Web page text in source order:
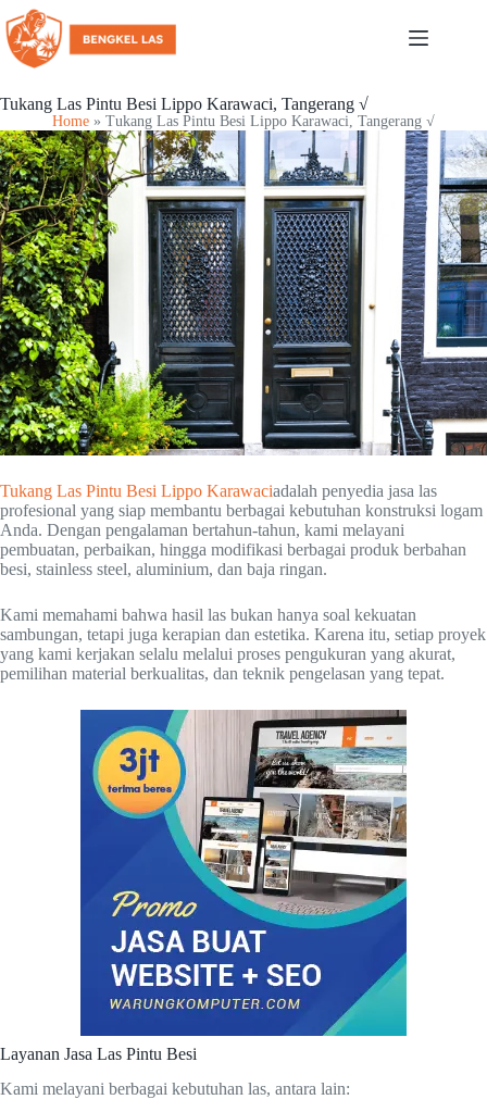
Tukang Las Pintu Besi Lippo Karawaci, Tangerang √
Home » Tukang Las Pintu Besi Lippo Karawaci, Tangerang √
Tukang Las Pintu Besi Lippo Karawaciadalah penyedia jasa las
profesional yang siap membantu berbagai kebutuhan konstruksi logam
Anda. Dengan pengalaman bertahun-tahun, kami melayani
pembuatan, perbaikan, hingga modifikasi berbagai produk berbahan
besi, stainless steel, aluminium, dan baja ringan.
Kami memahami bahwa hasil las bukan hanya soal kekuatan
sambungan, tetapi juga kerapian dan estetika. Karena itu, setiap proyek
yang kami kerjakan selalu melalui proses pengukuran yang akurat,
pemilihan material berkualitas, dan teknik pengelasan yang tepat.
Layanan Jasa Las Pintu Besi
Kami melayani berbagai kebutuhan las, antara lain: